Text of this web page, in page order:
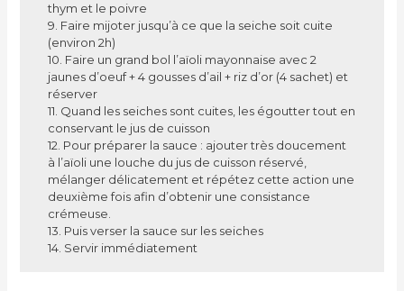
thym et le poivre
9. Faire mijoter jusqu’à ce que la seiche soit cuite
(environ 2h)
10. Faire un grand bol l’aïoli mayonnaise avec 2
jaunes d’oeuf + 4 gousses d’ail + riz d’or (4 sachet) et
réserver
11. Quand les seiches sont cuites, les égoutter tout en
conservant le jus de cuisson
12. Pour préparer la sauce : ajouter très doucement
à l’aïoli une louche du jus de cuisson réservé,
mélanger délicatement et répétez cette action une
deuxième fois afin d’obtenir une consistance
crémeuse.
13. Puis verser la sauce sur les seiches
14. Servir immédiatement